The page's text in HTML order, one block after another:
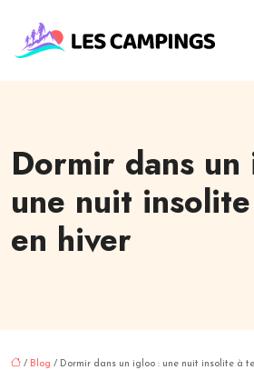
Dormir dans
une nuit
en hiver
/ Blog / Dormir dans un igloo : une nuit insolite à